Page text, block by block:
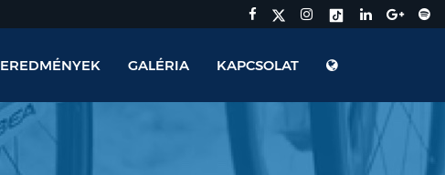
EREDMÉNYEK GALÉRIA KAPCSOLAT